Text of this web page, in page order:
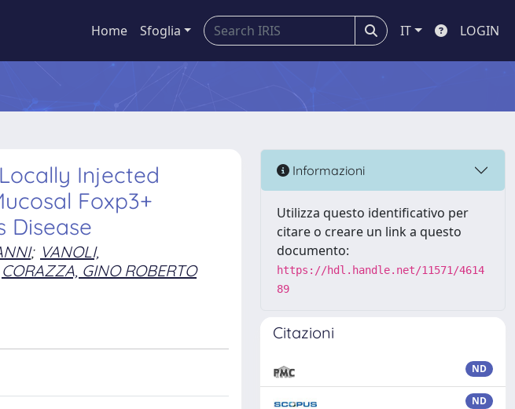
Home Sfoglia IT LOGIN
Injected
Foxp3+
Disease
; VANOLI,
CORAZZA, GINO ROBERTO
Informazioni
Utilizza questo identificativo per
citare o creare un link a questo
documento:
https://hdl.handle.net/11571/4614
89
Citazioni
ND
ND